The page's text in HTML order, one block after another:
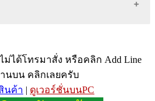
ได้โทรมาสั่ง หรือคลิก Add Line
นบน คลิกเลยครับ
นค้า | ดูเวอร์ชั่นบนPC